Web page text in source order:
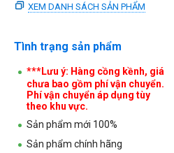
XEM DANH SÁCH SẢN PHẨM
Tình trạng sản phẩm
***Lưu ý: Hàng cồng kềnh, giá
chưa bao gồm phí vận chuyển.
Phí vận chuyển áp dụng tùy
theo khu vực.
Sản phẩm mới 100%
Sản phẩm chính hãng